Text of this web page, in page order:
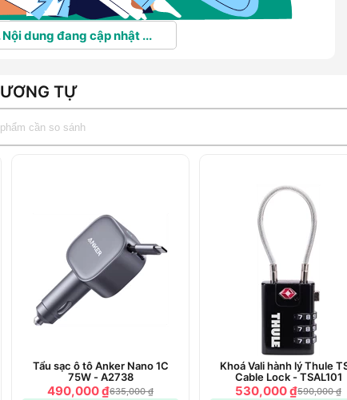
Nội dung đang cập nhật ...
TỰ
Tẩu sạc ô tô Anker Nano 1C
75W - A2738
490,000 ₫635,000 ₫
Khoá Vali hành lý Thule
Cable Lock - TSAL101
530,000 ₫590,000 ₫